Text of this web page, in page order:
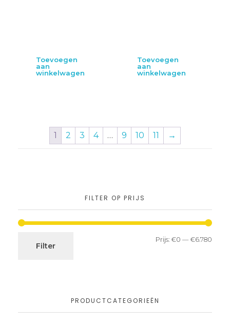
Toevoegen
aan
winkelwagen
Toevoegen
aan
winkelwagen
1 2 3 4 … 9 10 11 →
FILTER OP PRIJS
Filter
Prijs: €0 — €6.780
PRODUCTCATEGORIEËN